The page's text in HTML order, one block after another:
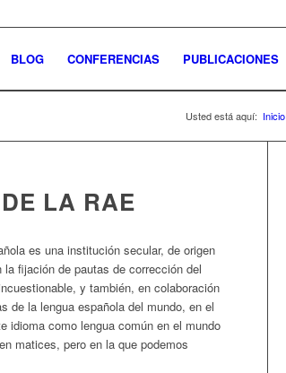
BLOG CONFERENCIAS PUBLICACIONES
Usted está aquí: Inicio
LA RAE
es una institución secular, de origen
fijación de pautas de corrección del
y también, en colaboración
de la lengua española del mundo, en el
idioma como lengua común en el mundo
matices, pero en la que podemos